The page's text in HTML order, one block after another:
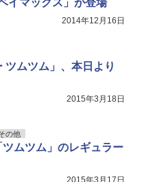
イマックス」が登場
2014年12月16日
ツムツム」、本日より
2015年3月18日
の他
ムツム」のレギュラー
2015年3月17日